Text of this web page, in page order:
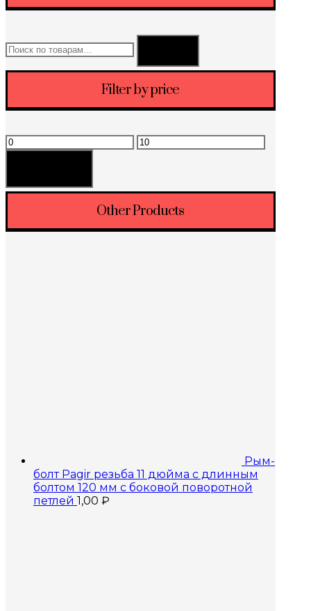
Искать:
Filter by price
Минимальная
цена
Максимальная
цена
Other Products
Рым-
болт Pagir резьба 11 дюйма с длинным
болтом 120 мм с боковой поворотной
петлей 1,00 ₽